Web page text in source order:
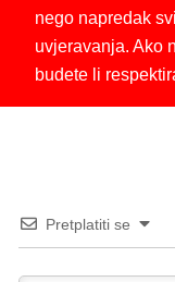
nego napredak
uvjeravanja. Ako
budete li
Pretplatiti se